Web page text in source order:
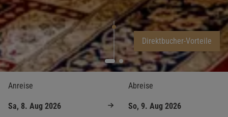
Direktbucher-Vorteile
Anreise Abreise